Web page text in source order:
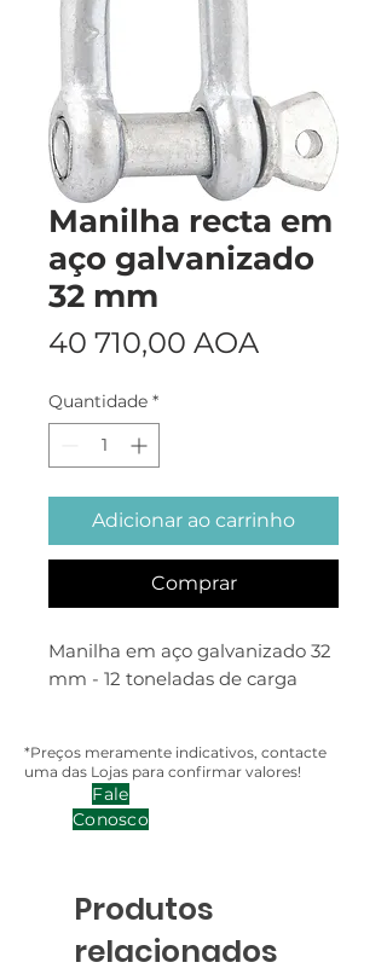
Manilha recta em
aço galvanizado
32 mm
40 710,00 AOA
Quantidade *
Adicionar ao carrinho
Comprar
Manilha em aço galvanizado 32
mm - 12 toneladas de carga
*Preços meramente indicativos, contacte
uma das Lojas para confirmar valores!
Fale
Conosco
Produtos
relacionados